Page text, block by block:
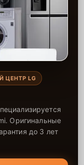
ЦЕНТР LG
Оригинальные
до 3 лет